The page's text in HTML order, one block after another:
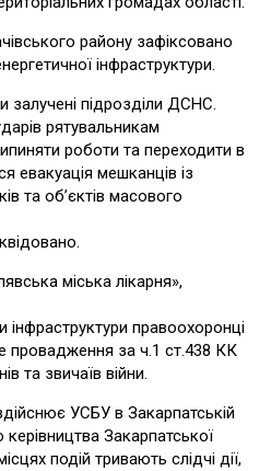
району зафіксовано
інфраструктури.
залучені підрозділи ДСНС.
рятувальникам
роботи та переходити в
евакуація мешканців із
та об’єктів масового
міська лікарня»,
інфраструктури правоохоронці
провадження за ч.1 ст.438 КК
та звичаїв війни.
УСБУ в Закарпатській
Закарпатської
подій тривають слідчі дії,